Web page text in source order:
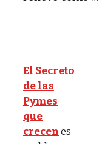
El Secreto
de las
Pymes
que
crecenes